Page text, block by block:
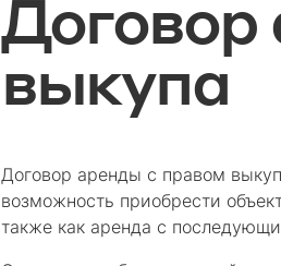
Договор
выкупа
Договор аренды с правом
возможность приобрести
также как аренда с